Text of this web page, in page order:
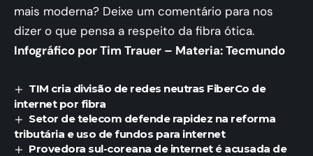
mais moderna? Deixe um comentário para nos
dizer o que pensa a respeito da fibra ótica.
Infográfico por Tim Trauer – Materia: Tecmundo
TIM cria divisão de redes neutras FiberCo de
internet por fibra
Setor de telecom defende rapidez na reforma
tributária e uso de fundos para internet
Provedora sul-coreana de internet é acusada de